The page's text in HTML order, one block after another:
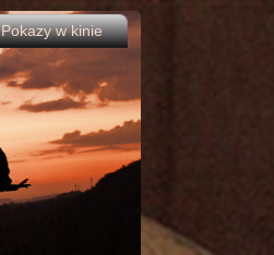
Pokazy w kinie